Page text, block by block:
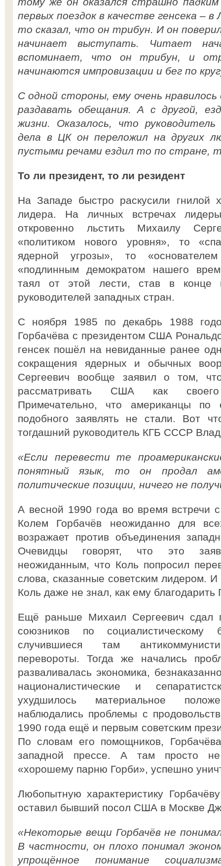
первых поездок в качестве генсека – в
то сказал, что он трибун. И он
начинает выступать. Читает
вспоминает, что он трибун, и
начинаются импровизации и бег по
С одной стороны, ему очень
раздавать обещания. А с другой,
жизни. Оказалось, что
дела в ЦК он переложил на других
пустыми речами ездил то по стране,
То ли президент, то ли резидент
На Западе быстро раскусили гнилой
лидера. На личных встречах
откровенно льстить Михаилу
«политиком нового уровня», то
ядерной угрозы», то
«подлинным демократом нашего
таял от этой лести, став в конце
руководителей западных стран.
С ноября 1985 по декабрь 1988
Горбачёва с президентом США
генсек пошёл на невиданные ранее
сокращения ядерных и обычных
Сергеевич вообще заявил о том,
рассматривать США как своего
Примечательно, что американцы
подобного заявлять не стали. Вот
тогдашний руководитель КГБ СССР
«Если перевести те
понятный язык, то он продал
политические позиции, ничего не
А весной 1990 года во время встречи
Колем Горбачёв неожиданно для
возражает против объединения
Очевидцы говорят, что это
неожиданным, что Коль попросил
слова, сказанные советским лидером. И
Коль даже не знал, как ему благодарить
Ещё раньше Михаил Сергеевич сдал
союзников по
случившиеся там
перевороты. Тогда же начались
разваливалась экономика,
националистические и
ухудшилось материальное
наблюдались проблемы с
1990 года ещё и первым советским
По словам его помощников,
западной прессе. А там просто
«хорошему парню Горби», успешно
Любопытную характеристику
оставил бывший посол США в Москве
«Некоторые вещи Горбачёв не
В частности, он плохо понимал
упрощённое понимание